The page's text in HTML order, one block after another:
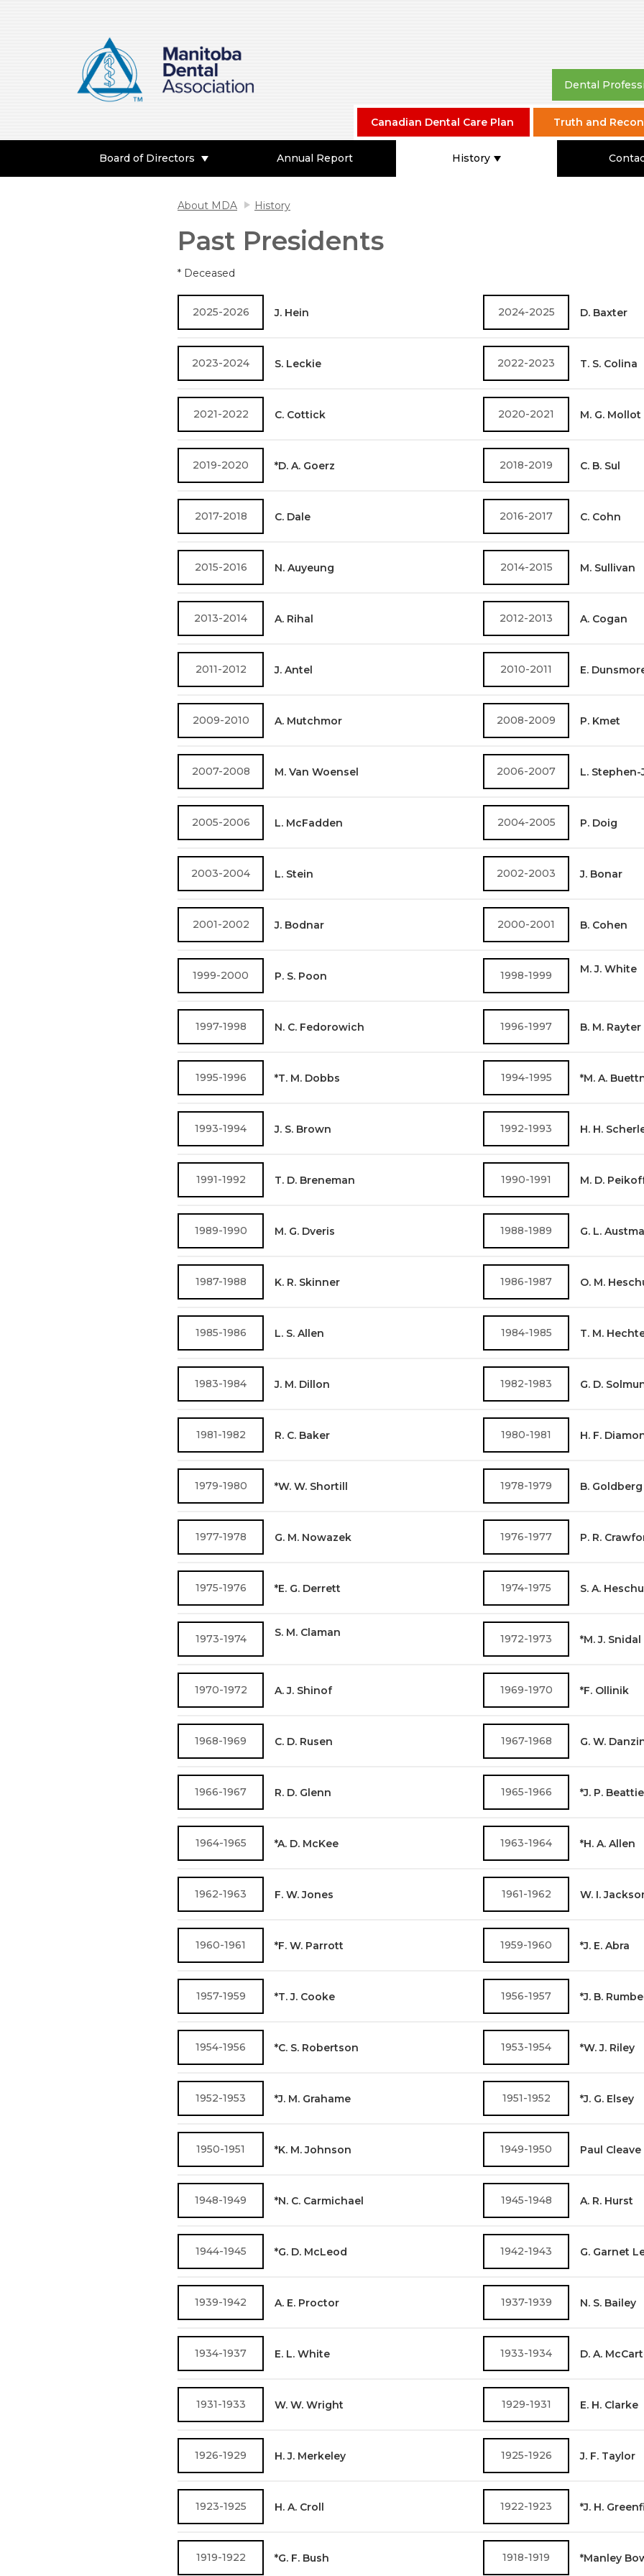
Dental
Canadian Dental Care Plan Truth and
Board of Directors Annual Report History
About MDA History
Past Presidents
* Deceased
2025-2026 J. Hein 2024-2025 D. Baxter
2023-2024 S. Leckie 2022-2023 T. S. Colina
2021-2022 C. Cottick 2020-2021 M. G. Mollot
2019-2020 *D. A. Goerz 2018-2019 C. B. Sul
2017-2018 C. Dale 2016-2017 C. Cohn
2015-2016 N. Auyeung 2014-2015 M. Sullivan
2013-2014 A. Rihal 2012-2013 A. Cogan
2011-2012 J. Antel 2010-2011 E.
2009-2010 A. Mutchmor 2008-2009 P. Kmet
2007-2008 M. Van Woensel 2006-2007 L. Stephen-
2005-2006 L. McFadden 2004-2005 P. Doig
2003-2004 L. Stein 2002-2003 J. Bonar
2001-2002 J. Bodnar 2000-2001 B. Cohen
1999-2000 P. S. Poon 1998-1999
M. J. White
1997-1998 N. C. Fedorowich 1996-1997 B. M. Rayter
1995-1996 *T. M. Dobbs 1994-1995 *M. A.
1993-1994 J. S. Brown 1992-1993 H. H.
1991-1992 T. D. Breneman 1990-1991 M. D.
1989-1990 M. G. Dveris 1988-1989 G. L.
1987-1988 K. R. Skinner 1986-1987 O. M.
1985-1986 L. S. Allen 1984-1985 T. M.
1983-1984 J. M. Dillon 1982-1983 G. D.
1981-1982 R. C. Baker 1980-1981 H. F.
1979-1980 *W. W. Shortill 1978-1979 B. Goldberg
1977-1978 G. M. Nowazek 1976-1977 P. R.
1975-1976 *E. G. Derrett 1974-1975 S. A.
1973-1974
S. M. Claman
1972-1973 *M. J. Snidal
1970-1972 A. J. Shinof 1969-1970 *F. Ollinik
1968-1969 C. D. Rusen 1967-1968 G. W.
1966-1967 R. D. Glenn 1965-1966 *J. P. Beattie
1964-1965 *A. D. McKee 1963-1964 *H. A. Allen
1962-1963 F. W. Jones 1961-1962 W. I.
1960-1961 *F. W. Parrott 1959-1960 *J. E. Abra
1957-1959 *T. J. Cooke 1956-1957 *J. B.
1954-1956 *C. S. Robertson 1953-1954 *W. J. Riley
1952-1953 *J. M. Grahame 1951-1952 *J. G. Elsey
1950-1951 *K. M. Johnson 1949-1950 Paul Cleave
1948-1949 *N. C. Carmichael 1945-1948 A. R. Hurst
1944-1945 *G. D. McLeod 1942-1943 G. Garnet
1939-1942 A. E. Proctor 1937-1939 N. S. Bailey
1934-1937 E. L. White 1933-1934 D. A.
1931-1933 W. W. Wright 1929-1931 E. H. Clarke
1926-1929 H. J. Merkeley 1925-1926 J. F. Taylor
1923-1925 H. A. Croll 1922-1923 *J. H.
1919-1922 *G. F. Bush 1918-1919 *Manley